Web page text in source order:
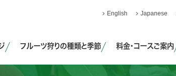
フルーツ狩りの種類と季節 料金・コースご案内
English Japanese